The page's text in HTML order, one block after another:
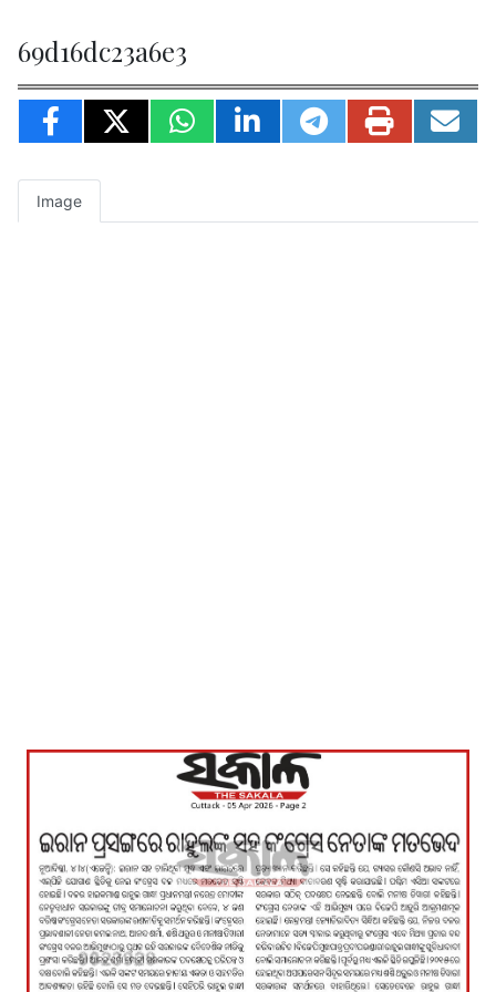
69d16dc23a6e3
Image